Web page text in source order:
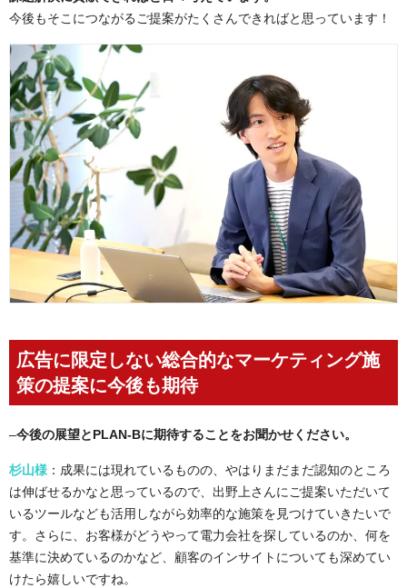
今後もそこにつながるご提案がたくさんできればと思っています！
広告に限定しない総合的なマーケティング施
策の提案に今後も期待
–今後の展望とPLAN-Bに期待することをお聞かせください。
杉山様 ：成果には現れているものの、やはりまだまだ認知のところ
は伸ばせるかなと思っているので、出野上さんにご提案いただいて
いるツールなども活用しながら効率的な施策を見つけていきたいで
す。さらに、お客様がどうやって電力会社を探しているのか、何を
基準に決めているのかなど、顧客のインサイトについても深めてい
けたら嬉しいですね。